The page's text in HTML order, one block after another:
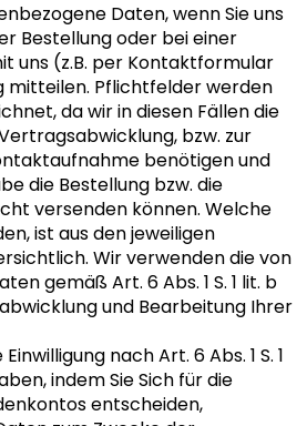
Daten, wenn Sie uns
Bestellung oder bei einer
uns (z.B. per Kontaktformular
mitteilen. Pflichtfelder werden
da wir in diesen Fällen die
bzw. zur
benötigen und
die Bestellung bzw. die
versenden können. Welche
ist aus den jeweiligen
Wir verwenden die von
gemäß Art. 6 Abs. 1 S. 1 lit. b
und Bearbeitung Ihrer
nach Art. 6 Abs. 1 S. 1
indem Sie Sich für die
entscheiden,